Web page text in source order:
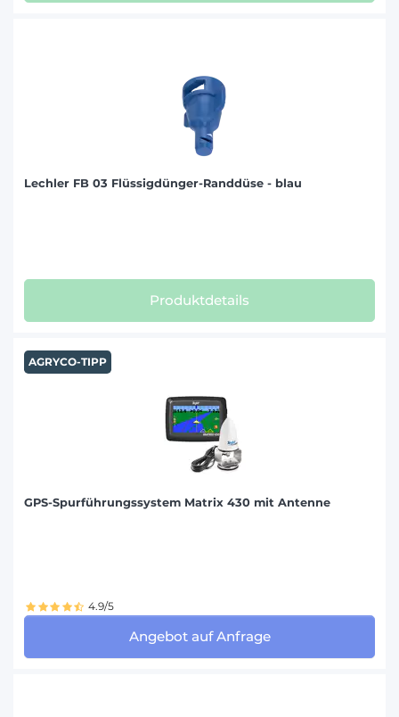
Lechler FB 03 Flüssigdünger-Randdüse - blau
Produktdetails
AGRYCO-TIPP
GPS-Spurführungssystem Matrix 430 mit Antenne
4.9/5
Angebot auf Anfrage